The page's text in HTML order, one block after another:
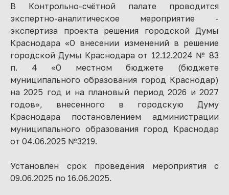
В Контрольно-счётной палате проводится
экспертно-аналитическое мероприятие -
экспертиза проекта решения городской Думы
Краснодара «О внесении изменений в решение
городской Думы Краснодара от 12.12.2024 № 83
п. 4 «О местном бюджете (бюджете
муниципального образования город Краснодар)
на 2025 год и на плановый период 2026 и 2027
годов», внесенного в городскую Думу
Краснодара постановлением администрации
муниципального образования город Краснодар
от 04.06.2025 №3219.
Установлен срок проведения мероприятия с
09.06.2025 по 16.06.2025.